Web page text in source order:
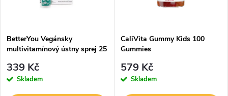
p
r
s
p
r
BetterYou Vegánsky
multivitamínový ústny sprej 25
339 Kč
Skladem
CaliVita Gummy Kids 100
Gummies
579 Kč
Skladem